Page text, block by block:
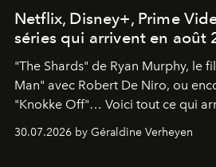
Netflix, Disney+, Prime
séries qui arrivent en août
"The Shards" de Ryan Murphy, le
Man" avec Robert De Niro, ou
"Knokke Off"… Voici tout ce qui
plateformes de streaming en août
30.07.2026 by Géraldine Verheyen